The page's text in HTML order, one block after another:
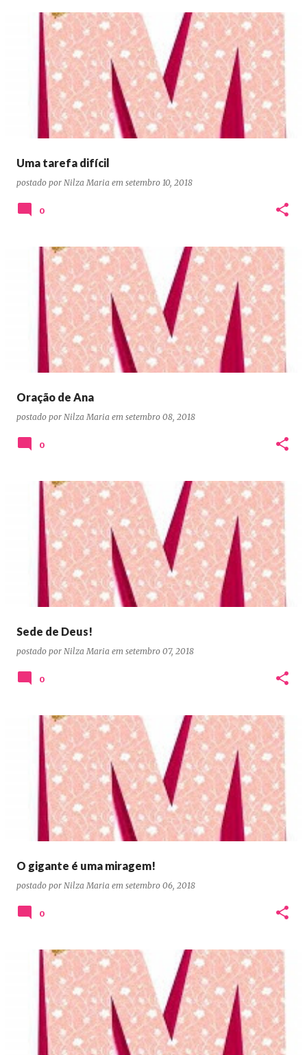
Uma tarefa difícil
postado por Nilza Maria em setembro 10, 2018
0
Oração de Ana
postado por Nilza Maria em setembro 08, 2018
0
Sede de Deus!
postado por Nilza Maria em setembro 07, 2018
0
O gigante é uma miragem!
postado por Nilza Maria em setembro 06, 2018
0